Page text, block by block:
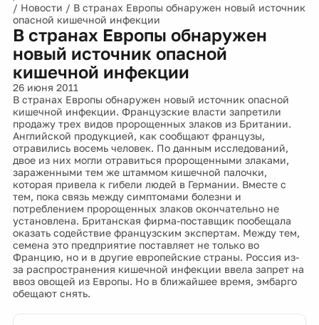
/ Новости / В странах Европы обнаружен новый источник
опасной кишечной инфекции
В странах Европы обнаружен
новый источник опасной
кишечной инфекции
26 июня 2011
В странах Европы обнаружен новый источник опасной
кишечной инфекции. Французские власти запретили
продажу трех видов пророщенных злаков из Британии.
Английской продукцией, как сообщают французы,
отравились восемь человек. По данным исследований,
двое из них могли отравиться пророщенными злаками,
зараженными тем же штаммом кишечной палочки,
которая привела к гибели людей в Германии. Вместе с
тем, пока связь между симптомами болезни и
потреблением пророщенных злаков окончательно не
установлена. Британская фирма-поставщик пообещала
оказать содействие французским экспертам. Между тем,
семена это предприятие поставляет не только во
Францию, но и в другие европейские страны. Россия из-
за распространения кишечной инфекции ввела запрет на
ввоз овощей из Европы. Но в ближайшее время, эмбарго
обещают снять.